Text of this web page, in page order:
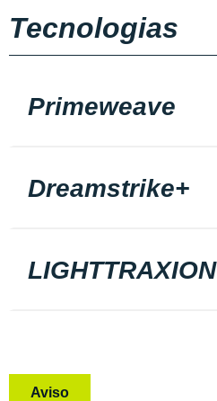
Tecnologias
Primeweave
Dreamstrike+
LIGHTTRAXION
Aviso